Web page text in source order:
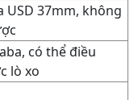
USD 37mm, không
có thể điều
lò xo